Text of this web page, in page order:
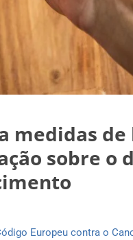
medidas
sobre o
Europeu contra o